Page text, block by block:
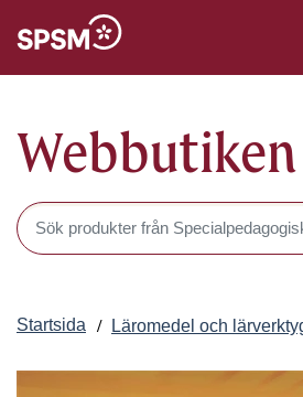
Webbutiken
Sök produkter i Webbutiken
Startsida Läromedel och